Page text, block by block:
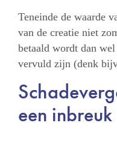
Teneinde de waarde
van de creatie niet
betaald wordt dan
vervuld zijn (denk
een inbreuk